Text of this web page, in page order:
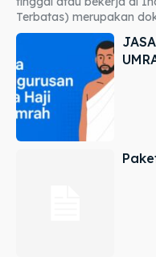
Terbatas) merupakan